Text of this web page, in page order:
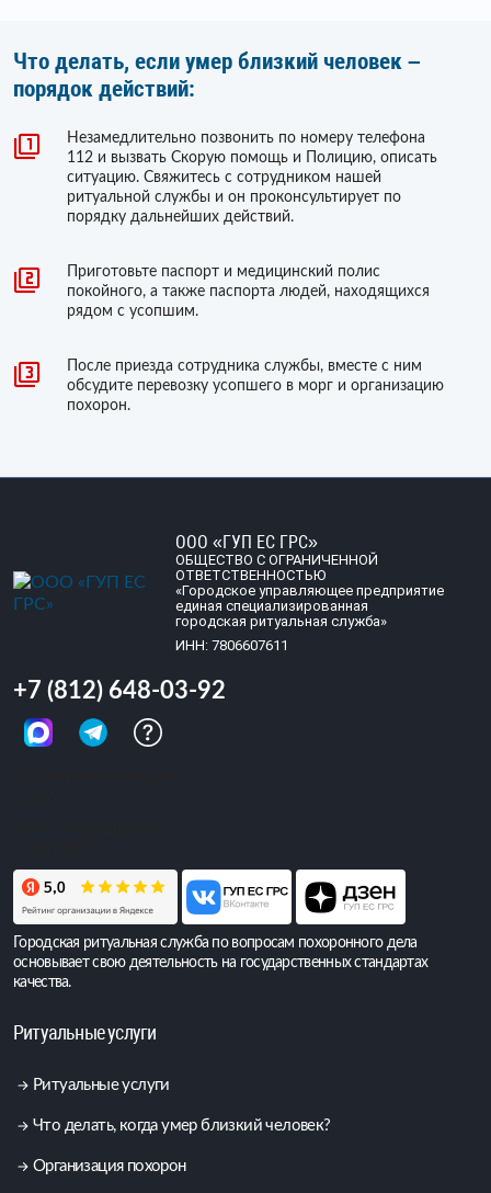
Что делать, если умер близкий человек –
порядок действий:
Незамедлительно позвонить по номеру телефона
112 и вызвать Скорую помощь и Полицию, описать
ситуацию. Свяжитесь с сотрудником нашей
ритуальной службы и он проконсультирует по
порядку дальнейших действий.
Приготовьте паспорт и медицинский полис
покойного, а также паспорта людей, находящихся
рядом с усопшим.
После приезда сотрудника службы, вместе с ним
обсудите перевозку усопшего в морг и организацию
похорон.
ООО «ГУП ЕС ГРС»
ОБЩЕСТВО С ОГРАНИЧЕННОЙ
ОТВЕТСТВЕННОСТЬЮ
«Городское управляющее предприятие
единая специализированная
городская ритуальная служба»
ИНН: 7806607611
+7 (812) 648-03-92
Городская ритуальная служба по вопросам похоронного дела
основывает свою деятельность на государственных стандартах
качества.
Ритуальные услуги
Ритуальные услуги
Что делать, когда умер близкий человек?
Организация похорон